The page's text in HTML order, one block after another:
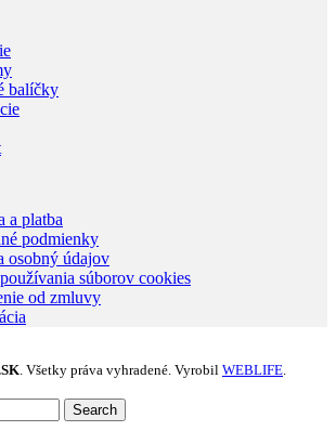
balíčky
a platba
podmienky
osobný údajov
súborov cookies
od zmluvy
. Všetky práva vyhradené. Vyrobil WEBLIFE
Search